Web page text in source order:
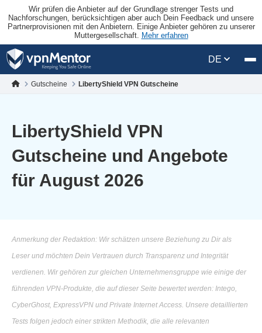
Wir prüfen die Anbieter auf der Grundlage strenger Tests und
Nachforschungen, berücksichtigen aber auch Dein Feedback und unsere
Partnerprovisionen mit den Anbietern. Einige Anbieter gehören zu unserer
Muttergesellschaft. Mehr erfahren
DE
Gutscheine LibertyShield VPN Gutscheine
LibertyShield VPN
Gutscheine und Angebote
für August 2026
Anmerkung der Redaktion: Wir schätzen unsere Beziehung zu Dir als
Leser und möchten Dein Vertrauen durch Transparenz und Integrität
verdienen. Wir gehören zur gleichen Unternehmensgruppe wie einige der
führenden VPN-Produkte, die auf dieser Seite bewertet werden: Intego,
CyberGhost, ExpressVPN und Private Internet Access. Unsere detaillierten
Tests folgen jedoch einer strikten Methodik, die alle relevanten